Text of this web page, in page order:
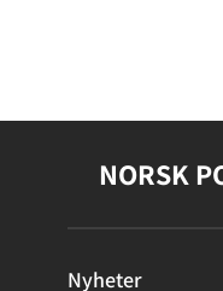
NORSK
Nyheter